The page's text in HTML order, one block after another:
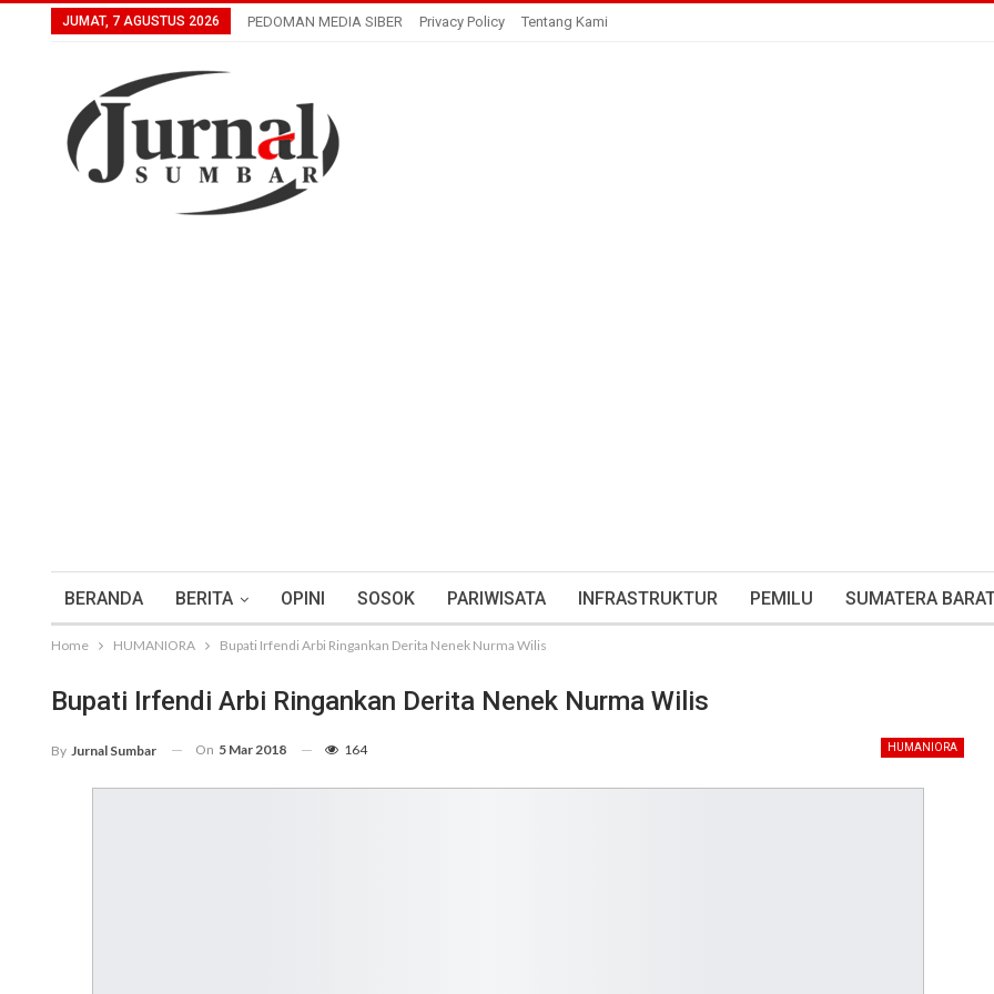
JUMAT, 7 AGUSTUS 2026 PEDOMAN MEDIA SIBER Privacy Policy Tentang Kami
BERANDA BERITA OPINI SOSOK PARIWISATA INFRASTRUKTUR PEMILU SUMATERA
Home HUMANIORA Bupati Irfendi Arbi Ringankan Derita Nenek Nurma Wilis
Bupati Irfendi Arbi Ringankan Derita Nenek Nurma Wilis
HUMANIORA
By Jurnal Sumbar On 5 Mar 2018 164